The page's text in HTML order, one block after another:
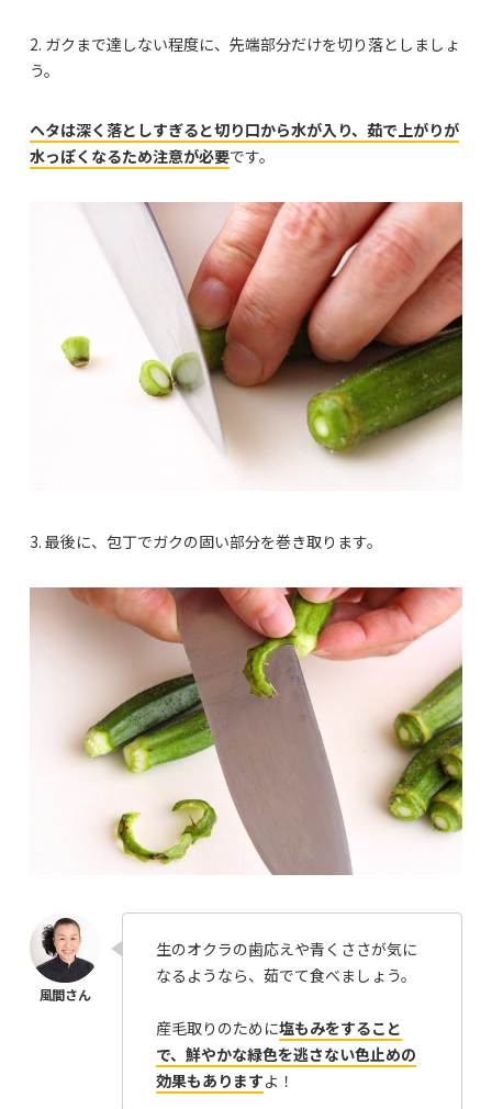
2. ガクまで達しない程度に、先端部分だけを切り落としましょ
う。
ヘタは深く落としすぎると切り口から水が入り、茹で上がりが
水っぽくなるため注意が必要です。
3. 最後に、包丁でガクの固い部分を巻き取ります。
生のオクラの歯応えや青くささが気に
なるようなら、茹でて食べましょう。
産毛取りのために塩もみをすること
で、鮮やかな緑色を逃さない色止めの
効果もありますよ！